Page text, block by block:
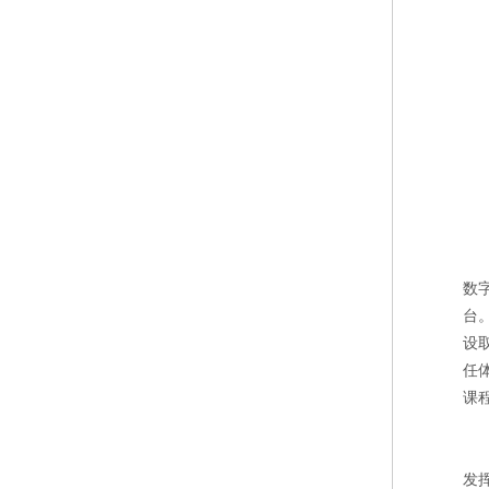
数
台
设
任
课
发